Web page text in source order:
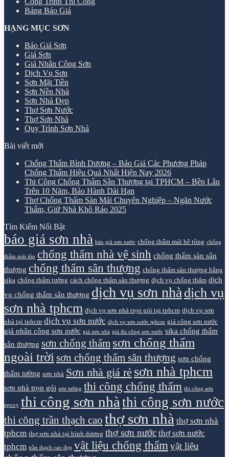
Bảng Báo Giá
HẠNG MỤC SƠN
Báo Giá Sơn
Giá Sơn
Giá Nhân Công Sơn
Dịch Vụ Sơn
Sơn Mặt Tiền
Sơn Nền Nhà
Sơn Nhà Đẹp
Thợ Sơn Nước
Thợ Sơn Nhà
Quy Trình Sơn Nhà
Bài viết mới
Chống Thấm Bình Dương – Báo Giá Các Phương Pháp
Chống Thấm Hiệu Quả Nhất Hiện Nay 2026
Thi Công Chống Thấm Sân Thượng tại TPHCM – Bền Lâu
Trên 10 Năm, Bảo Hành Dài Hạn
Thợ Chống Thấm Sàn Mái Chuyên Nghiệp – Ngăn Nước
Thấm, Giữ Nhà Khô Ráo 2025
Tìm Kiếm Nổi Bật
báo giá sơn nhà báo giá sơn nước chống thấm mái bê tông chống
thấm mái tôn chống thấm nhà vệ sinh chống thấm sàn sân
thượng chống thấm sân thượng chống thấm sân thượng bằng
sika chống thấm tường cách chống thấm sân thượng dịch vụ chống thấm dịch
vụ chống thấm sân thượng dịch vụ sơn nhà dịch vụ
sơn nhà tphcm dịch vụ sơn nhà trọn gói tại tphcm dịch vụ sơn
nhà tại tphcm dịch vụ sơn nước dịch vụ sơn nước tphcm giá công sơn nước
giá nhân công sơn nước giá sơn nhà giá thi công sơn nước sika chống thấm
sân thượng sơn chống thấm sơn chống thấm
ngoài trời sơn chống thấm sân thượng sơn chống
thấm tường sơn nhà Sơn nhà giá rẻ sơn nhà tphcm
sơn nhà trọn gói sơn tường thi công chống thấm thi công sơn
epoxy thi công sơn nhà thi công sơn nước
thi công trần thạch cao thợ sơn nhà thợ sơn nhà
tphcm thợ sơn nhà tại bình dương thợ sơn nước thợ sơn nước
tphcm trần thạch cao đẹp vật liệu chống thấm vật liệu